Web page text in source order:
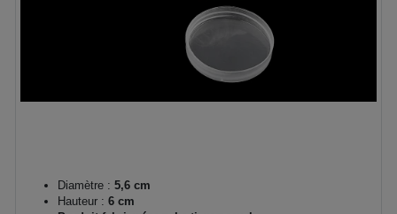
Diamètre : 5,6 cm
Hauteur : 6 cm